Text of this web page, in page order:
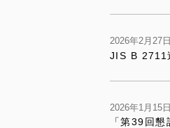
2026年2月27
JIS B 2711
2026年1月15
「第39回